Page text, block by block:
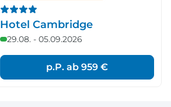
Hotel Cambridge
29.08. - 05.09.2026
p.P. ab 959 €